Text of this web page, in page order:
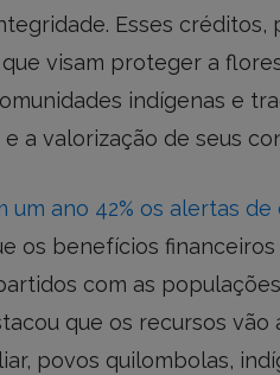
Esses créditos,
visam proteger a
indígenas e
a valorização de seus
um ano 42% os alertas
os benefícios
com as
que os recursos vão
povos quilombolas,